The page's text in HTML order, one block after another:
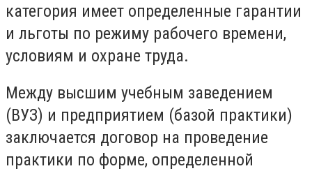
категория имеет определенные гарантии
и льготы по режиму рабочего времени,
условиям и охране труда.
Между высшим учебным заведением
(ВУЗ) и предприятием (базой практики)
заключается договор на проведение
практики по форме, определенной